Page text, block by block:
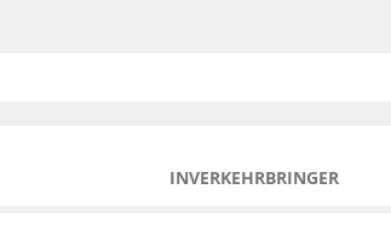
INVERKEHRBRINGER